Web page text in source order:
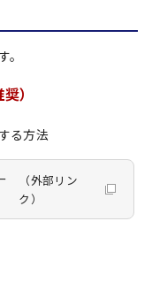
奨）
る方法
（外部リン
ク）